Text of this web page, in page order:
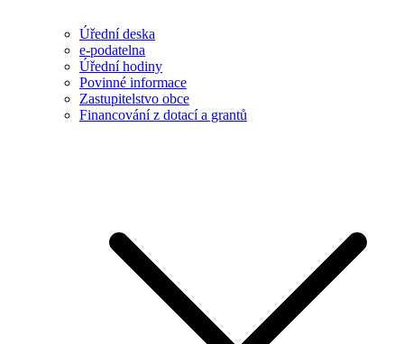
Úřední deska
e-podatelna
Úřední hodiny
Povinné informace
Zastupitelstvo obce
Financování z dotací a grantů